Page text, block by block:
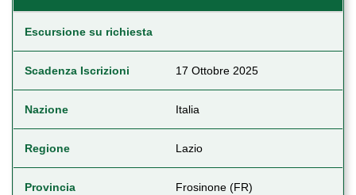
Escursione su richiesta
Scadenza Iscrizioni 17 Ottobre 2025
Nazione Italia
Regione Lazio
Provincia Frosinone (FR)